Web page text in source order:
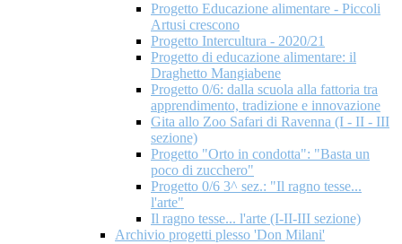
Progetto Educazione alimentare - Piccoli
Artusi crescono
Progetto Intercultura - 2020/21
Progetto di educazione alimentare: il
Draghetto Mangiabene
Progetto 0/6: dalla scuola alla fattoria tra
apprendimento, tradizione e innovazione
Gita allo Zoo Safari di Ravenna (I - II - III
sezione)
Progetto "Orto in condotta": "Basta un
poco di zucchero"
Progetto 0/6 3^ sez.: "Il ragno tesse...
l'arte"
Il ragno tesse... l'arte (I-II-III sezione)
Archivio progetti plesso 'Don Milani'